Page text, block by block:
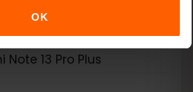
OK
Note 13 Pro
Note 13 Pro Plus